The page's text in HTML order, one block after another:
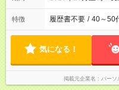
特徴 履歴書不要 / 40～50
気になる！
掲載元企業名 パーソ